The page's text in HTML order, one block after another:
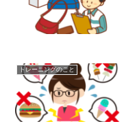
トレーニングのこと